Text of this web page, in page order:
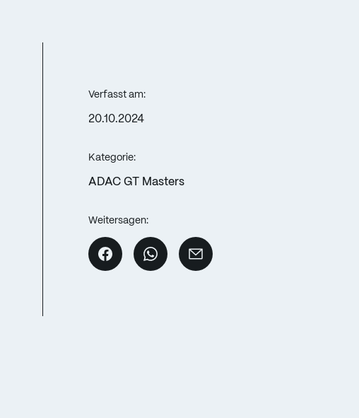
Verfasst am:
20.10.2024
Kategorie:
ADAC GT Masters
Weitersagen: